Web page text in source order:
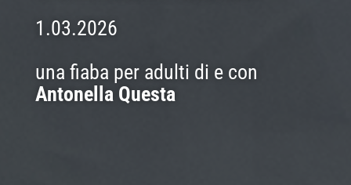
1.03.2026
una fiaba per adulti di e con
Antonella Questa